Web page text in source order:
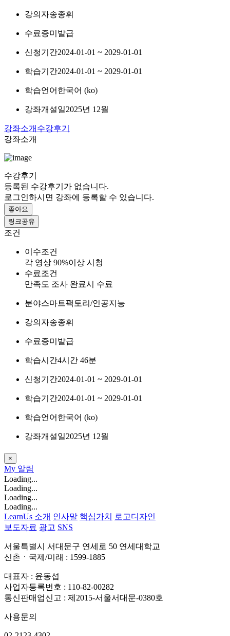
강의자송종휘
수료증미발급
신청기간2024-01-01 ~ 2029-01-01
학습기간2024-01-01 ~ 2029-01-01
학습언어 한국어 ‎(ko)‎
강좌개설일2025년 12월
강좌소개 수강후기
강좌소개
수강후기
등록된 수강후기가 없습니다.
로그인하시면 강좌에 등록할 수 있습니다.
좋아요
링크공유
조건
이수조건
각 영상 90%이상 시청
수료조건
만족도 조사 완료시 수료
분야스마트팩토리/인공지능
강의자송종휘
수료증미발급
학습시간4시간 46분
신청기간2024-01-01 ~ 2029-01-01
학습기간2024-01-01 ~ 2029-01-01
학습언어 한국어 ‎(ko)‎
강좌개설일2025년 12월
×
My 알림
Loading...
Loading...
Loading...
Loading...
LearnUs 소개 인사말 핵심가치
로고디자인
보도자료 광고 SNS
서울특별시 서대문구 연세로 50 연세대학교
신촌ㆍ국제/미래 : 1599-1885
대표자 : 윤동섭
사업자등록번호 : 110-82-00282
통신판매업신고 : 제2015-서울서대문-0380호
사용문의